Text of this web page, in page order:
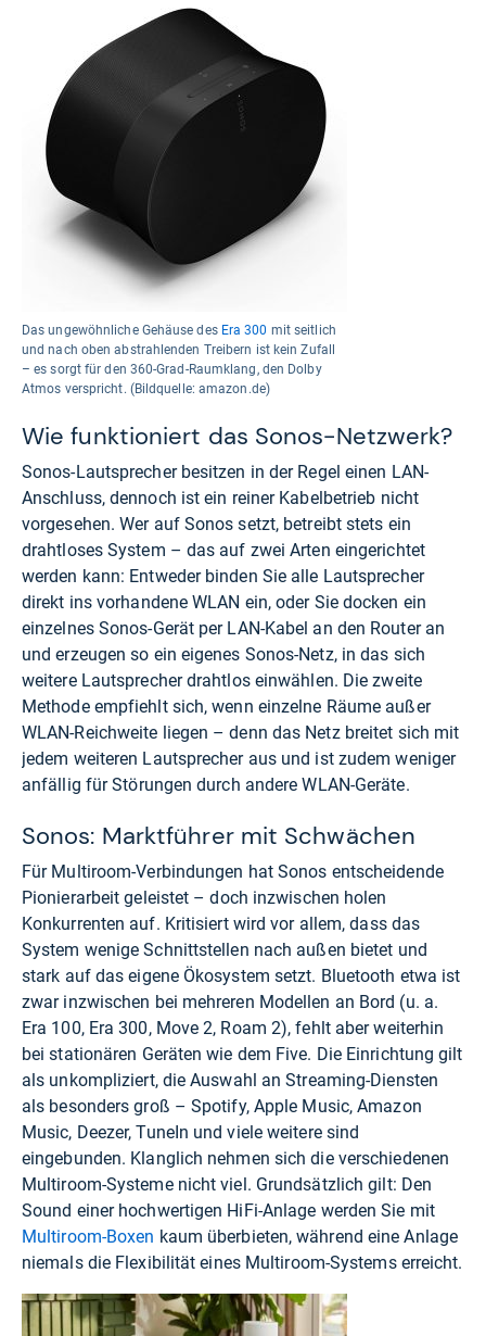
Das ungewöhnliche Gehäuse des Era 300 mit seitlich
und nach oben abstrahlenden Treibern ist kein Zufall
– es sorgt für den 360-Grad-Raumklang, den Dolby
Atmos verspricht. (Bildquelle: amazon.de)
Wie funktioniert das Sonos-Netzwerk?
Sonos-Lautsprecher besitzen in der Regel einen LAN-
Anschluss, dennoch ist ein reiner Kabelbetrieb nicht
vorgesehen. Wer auf Sonos setzt, betreibt stets ein
drahtloses System – das auf zwei Arten eingerichtet
werden kann: Entweder binden Sie alle Lautsprecher
direkt ins vorhandene WLAN ein, oder Sie docken ein
einzelnes Sonos-Gerät per LAN-Kabel an den Router an
und erzeugen so ein eigenes Sonos-Netz, in das sich
weitere Lautsprecher drahtlos einwählen. Die zweite
Methode empfiehlt sich, wenn einzelne Räume außer
WLAN-Reichweite liegen – denn das Netz breitet sich mit
jedem weiteren Lautsprecher aus und ist zudem weniger
anfällig für Störungen durch andere WLAN-Geräte.
Sonos: Marktführer mit Schwächen
Für Multiroom-Verbindungen hat Sonos entscheidende
Pionierarbeit geleistet – doch inzwischen holen
Konkurrenten auf. Kritisiert wird vor allem, dass das
System wenige Schnittstellen nach außen bietet und
stark auf das eigene Ökosystem setzt. Bluetooth etwa ist
zwar inzwischen bei mehreren Modellen an Bord (u. a.
Era 100, Era 300, Move 2, Roam 2), fehlt aber weiterhin
bei stationären Geräten wie dem Five. Die Einrichtung gilt
als unkompliziert, die Auswahl an Streaming-Diensten
als besonders groß – Spotify, Apple Music, Amazon
Music, Deezer, TuneIn und viele weitere sind
eingebunden. Klanglich nehmen sich die verschiedenen
Multiroom-Systeme nicht viel. Grundsätzlich gilt: Den
Sound einer hochwertigen HiFi-Anlage werden Sie mit
Multiroom-Boxen kaum überbieten, während eine Anlage
niemals die Flexibilität eines Multiroom-Systems erreicht.